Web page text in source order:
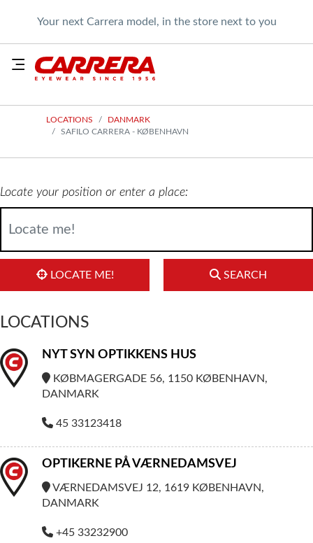
Your next Carrera model, in the store next to you
LOCATIONS
DANMARK
SAFILO CARRERA - KØBENHAVN
Locate your position or enter a place:
LOCATE ME! SEARCH
LOCATIONS
NYT SYN OPTIKKENS HUS
KØBMAGERGADE 56, 1150 KØBENHAVN,
DANMARK
45 33123418
OPTIKERNE PÅ VÆRNEDAMSVEJ
VÆRNEDAMSVEJ 12, 1619 KØBENHAVN,
DANMARK
+45 33232900